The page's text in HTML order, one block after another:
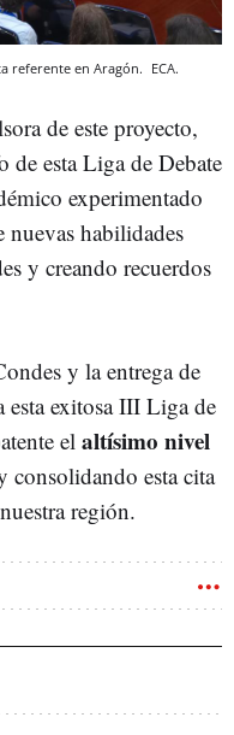
referente en Aragón. ECA.
de este proyecto,
de esta Liga de Debate
experimentado
habilidades
y creando recuerdos
y la entrega de
esta exitosa III Liga de
el altísimo nivel
consolidando esta cita
región.